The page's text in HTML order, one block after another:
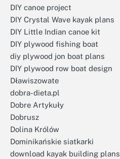
DIY canoe project
DIY Crystal Wave kayak plans
DIY Little Indian canoe kit
DIY plywood fishing boat
diy plywood jon boat plans
DIY plywood row boat design
Dławiszowate
dobra-dieta.pl
Dobre Artykuły
Dobrusz
Dolina Królów
Dominikańskie siatkarki
download kayak building plans